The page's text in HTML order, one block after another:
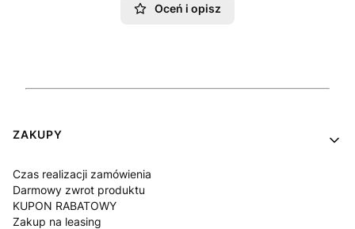
Oceń i opisz
Linki w stopce
ZAKUPY
Czas realizacji zamówienia
Darmowy zwrot produktu
KUPON RABATOWY
Zakup na leasing